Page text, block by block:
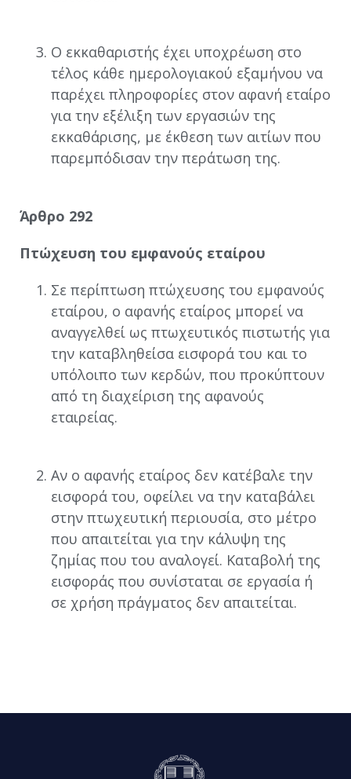
Ο εκκαθαριστής έχει υποχρέωση στο
τέλος κάθε ημερολογιακού εξαμήνου να
παρέχει πληροφορίες στον αφανή εταίρο
για την εξέλιξη των εργασιών της
εκκαθάρισης, με έκθεση των αιτίων που
παρεμπόδισαν την περάτωση της.
Άρθρο 292
Πτώχευση του εμφανούς εταίρου
Σε περίπτωση πτώχευσης του εμφανούς
εταίρου, ο αφανής εταίρος μπορεί να
αναγγελθεί ως πτωχευτικός πιστωτής για
την καταβληθείσα εισφορά του και το
υπόλοιπο των κερδών, που προκύπτουν
από τη διαχείριση της αφανούς
εταιρείας.
Αν ο αφανής εταίρος δεν κατέβαλε την
εισφορά του, οφείλει να την καταβάλει
στην πτωχευτική περιουσία, στο μέτρο
που απαιτείται για την κάλυψη της
ζημίας που του αναλογεί. Καταβολή της
εισφοράς που συνίσταται σε εργασία ή
σε χρήση πράγματος δεν απαιτείται.